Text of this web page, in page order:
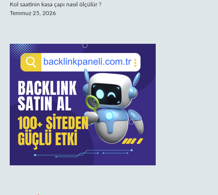
Kol saatinin kasa çapı nasıl ölçülür ?
Temmuz 25, 2026